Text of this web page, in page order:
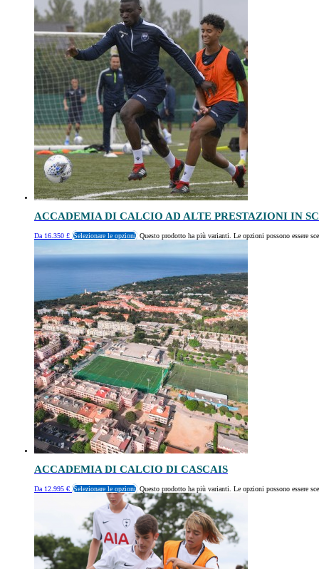
ACCADEMIA DI CALCIO AD ALTE PRESTAZIONI IN
Da 16.350 £ Selezionare le opzioni Questo prodotto ha più varianti. Le opzioni possono essere
ACCADEMIA DI CALCIO DI CASCAIS
Da 12.995 € Selezionare le opzioni Questo prodotto ha più varianti. Le opzioni possono essere